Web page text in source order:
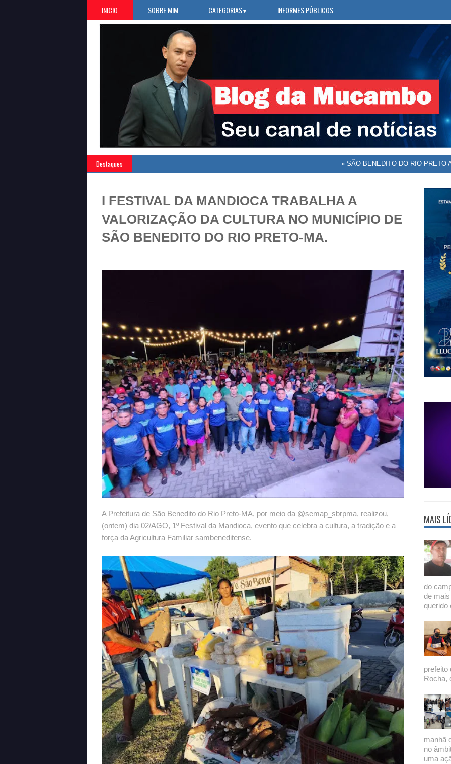
INICIO SOBRE MIM CATEGORIAS▼ INFORMES PÚBLICOS
Destaques SÃO BENEDITO DO RIO PRETO AVANÇA NO
I FESTIVAL DA MANDIOCA TRABALHA A
VALORIZAÇÃO DA CULTURA NO MUNICÍPIO DE
SÃO BENEDITO DO RIO PRETO-MA.
A Prefeitura de São Benedito do Rio Preto-MA, por meio da @semap_sbrpma, realizou,
(ontem) dia 02/AGO, 1º Festival da Mandioca, evento que celebra a cultura, a tradição e a
força da Agricultura Familiar sambeneditense.
MAIS
do
de
querido
prefeito
Rocha,
manhã
no
uma